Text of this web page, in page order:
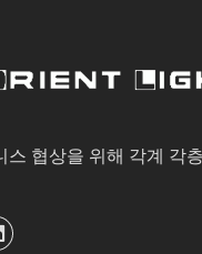
스 협상을 위해 각계 각